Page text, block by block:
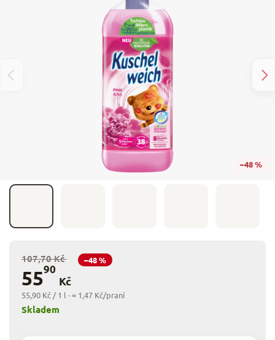
–48 %
107,70 Kč –48 %
5590
Kč
55,90 Kč / 1 l · ≈ 1,47 Kč/praní
Skladem